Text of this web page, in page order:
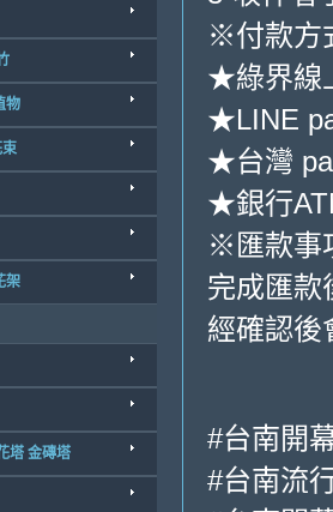
物
架
塔 金磚塔
※付款方
★綠界線
★LINE
★台灣
★銀行
※匯款事
完成匯款
經確認後
#台南開
#台南流